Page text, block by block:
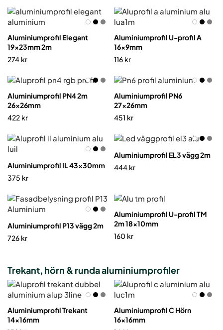
Aluminiumprofil Elegant
19x23mm 2m
274 kr
Aluminiumprofil U-profil A
16x9mm
116 kr
Aluminiumprofil PN4 2m
26x26mm
422 kr
Aluminiumprofil PN6
27x26mm
451 kr
Aluminiumprofil IL 43x30mm
375 kr
Aluminiumprofil EL3 vägg 2m
444 kr
Aluminiumprofil P13 vägg 2m
726 kr
Aluminiumprofil U-profil TM
2m 18x10mm
160 kr
Trekant, hörn & runda aluminiumprofiler
Aluminiumprofil Trekant
14x16mm
Aluminiumprofil C Hörn
16x16mm